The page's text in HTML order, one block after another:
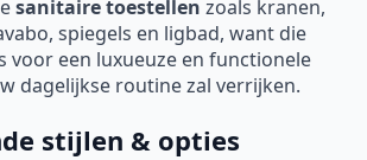
sanitaire toestellen zoals kranen,
spiegels en ligbad, want die
voor een luxueuze en functionele
dagelijkse routine zal verrijken.
stijlen & opties